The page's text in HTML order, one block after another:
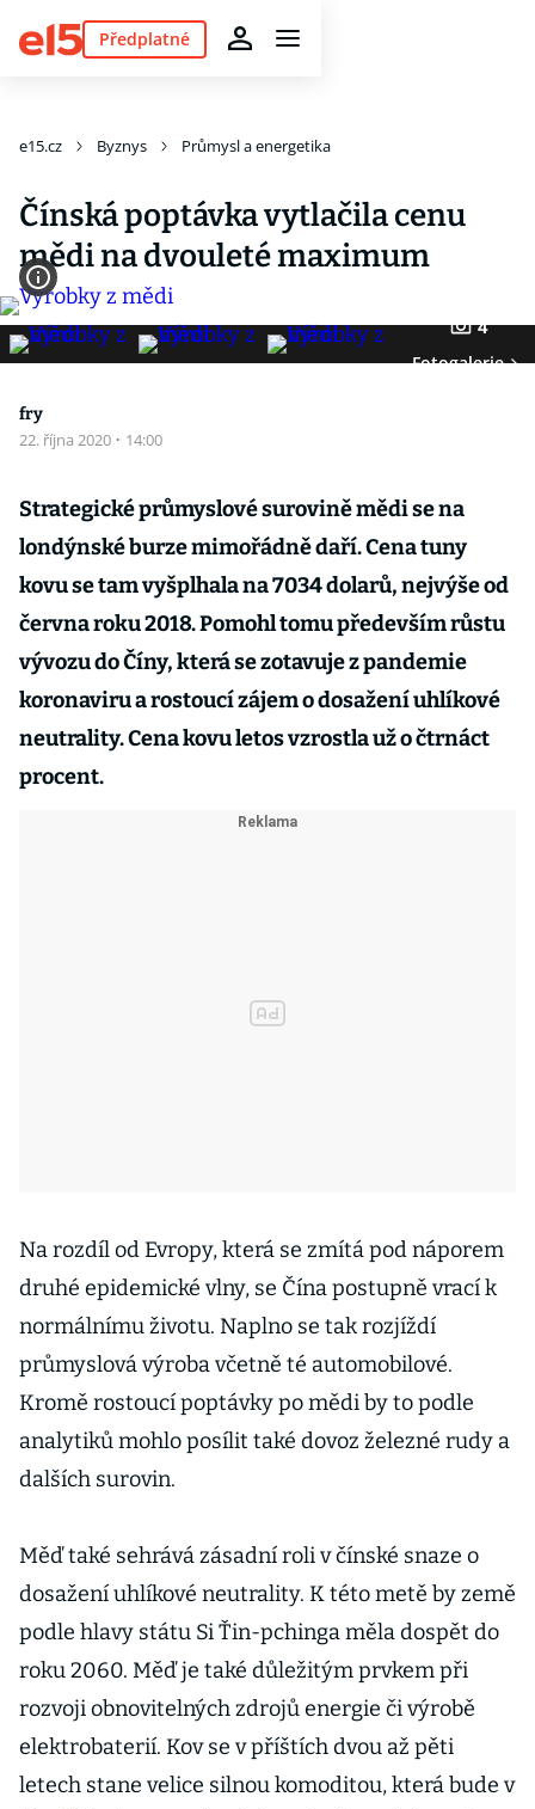
Předplatné
e15.cz Byznys Průmysl a energetika
Čínská poptávka vytlačila cenu
mědi na dvouleté maximum
4
Fotogalerie
fry
22. října 2020 · 14:00
Strategické průmyslové surovině mědi se na
londýnské burze mimořádně daří. Cena tuny
kovu se tam vyšplhala na 7034 dolarů, nejvýše od
června roku 2018. Pomohl tomu především růstu
vývozu do Číny, která se zotavuje z pandemie
koronaviru a rostoucí zájem o dosažení uhlíkové
neutrality. Cena kovu letos vzrostla už o čtrnáct
procent.
Na rozdíl od Evropy, která se zmítá pod náporem
druhé epidemické vlny, se Čína postupně vrací k
normálnímu životu. Naplno se tak rozjíždí
průmyslová výroba včetně té automobilové.
Kromě rostoucí poptávky po mědi by to podle
analytiků mohlo posílit také dovoz železné rudy a
dalších surovin.
Měď také sehrává zásadní roli v čínské snaze o
dosažení uhlíkové neutrality. K této metě by země
podle hlavy státu Si Ťin-pchinga měla dospět do
roku 2060. Měď je také důležitým prvkem při
rozvoji obnovitelných zdrojů energie či výrobě
elektrobaterií. Kov se v příštích dvou až pěti
letech stane velice silnou komoditou, která bude v